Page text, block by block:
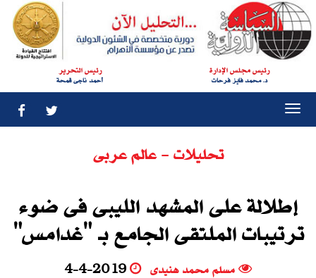
رئيس مجلس الإدارة
د. محمد فايز فرحات
رئيس التحرير
أحمد ناجى قمحة
تحليلات - عالم عربى
إطلالة على المشهد الليبى فى ضوء
ترتيبات الملتقى الجامع بـ "غدامس"
مسلم محمد هنيدى 4-4-2019